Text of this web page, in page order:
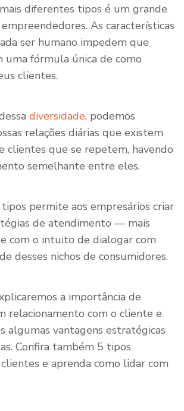
diferentes tipos é um grande
As características
ser humano impedem que
uma fórmula única de como
clientes.
diversidade, podemos
relações diárias que existem
clientes que se repetem, havendo
semelhante entre eles.
permite aos empresários criar
de atendimento — mais
com o intuito de dialogar com
desses nichos de consumidores.
a importância de
relacionamento com o cliente e
algumas vantagens estratégicas
Confira também 5 tipos
e aprenda como lidar com